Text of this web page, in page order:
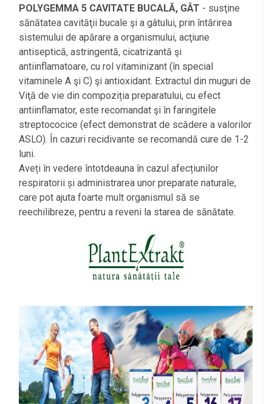
POLYGEMMA 5 CAVITATE BUCALĂ, GÂT - susţine
sănătatea cavităţii bucale şi a gâtului, prin întărirea
sistemului de apărare a organismului, acţiune
antiseptică, astringentă, cicatrizantă şi
antiinflamatoare, cu rol vitaminizant (în special
vitaminele A şi C) şi antioxidant. Extractul din muguri de
Viţă de vie din compoziția preparatului, cu efect
antiinflamator, este recomandat şi în faringitele
streptococice (efect demonstrat de scădere a valorilor
ASLO). În cazuri recidivante se recomandă cure de 1-2
luni.
Aveți în vedere întotdeauna în cazul afecțiunilor
respiratorii și administrarea unor preparate naturale,
care pot ajuta foarte mult organismul să se
reechilibreze, pentru a reveni la starea de sănătate.